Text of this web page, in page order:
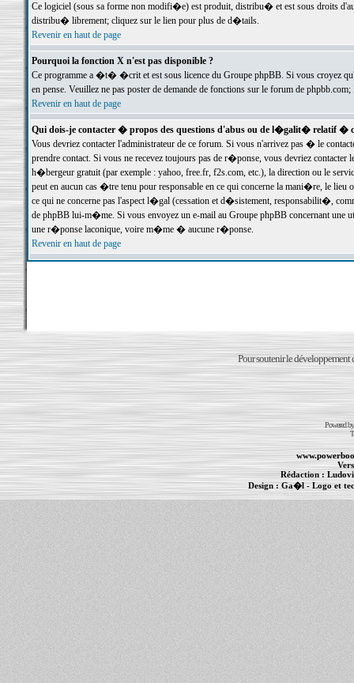
Ce logiciel (sous sa forme non modifi�e) est produit, distribu� et est sous droits
distribu� librement; cliquez sur le lien pour plus de d�tails.
Revenir en haut de page
Pourquoi la fonction X n'est pas disponible ?
Ce programme a �t� �crit et est sous licence du Groupe phpBB. Si vous croyez
en pense. Veuillez ne pas poster de demande de fonctions sur le forum de
Revenir en haut de page
Qui dois-je contacter � propos des questions d'abus ou de l�galit� relatif �
Vous devriez contacter l'administrateur de ce forum. Si vous n'arrivez pas � le
prendre contact. Si vous ne recevez toujours pas de r�ponse, vous devriez
h�bergeur gratuit (par exemple : yahoo, free.fr, f2s.com, etc.), la direction ou le
peut en aucun cas �tre tenu pour responsable en ce qui concerne la mani�re, le
ce qui ne concerne pas l'aspect l�gal (cessation et d�sistement, responsabilit�,
de phpBB lui-m�me. Si vous envoyez un e-mail au Groupe phpBB concernant une
une r�ponse laconique, voire m�me � aucune r�ponse.
Revenir en haut de page
Pour soutenir le développement
Powered
Rédaction :
Design :Ga�l- Logo et
Informations :